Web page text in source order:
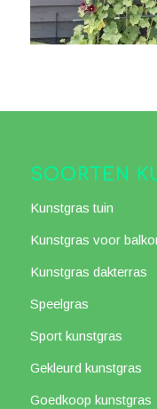
SOORTEN
Kunstgras tuin
Kunstgras voor
Kunstgras dakterras
Speelgras
Sport kunstgras
Gekleurd kunstgras
Goedkoop kunstgras